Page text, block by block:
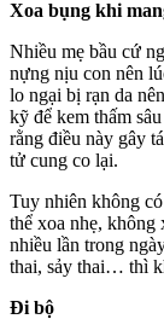
Xoa bụng khi
Nhiều mẹ bầu cứ
nựng nịu con nên
lo ngại bị rạn da
kỹ để kem thấm
rằng điều này gây
tử cung co lại.
Tuy nhiên không
thể xoa nhẹ, không
nhiều lần trong
thai, sảy thai… thì
Đi bộ